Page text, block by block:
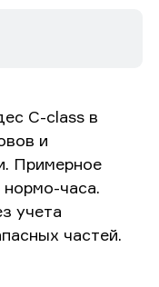
C-class в
и
Примерное
нормо-часа.
учета
частей.